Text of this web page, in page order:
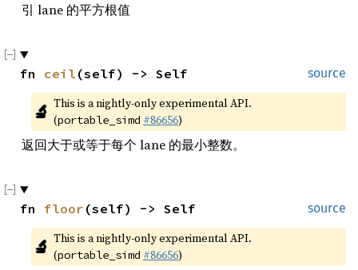
引 lane 的平方根值
source
fn ceil (self) -> Self
🔬 This is a nightly-only experimental API.
(portable_simd #86656)
返回大于或等于每个 lane 的最小整数。
source
fn floor (self) -> Self
🔬 This is a nightly-only experimental API.
(portable_simd #86656)